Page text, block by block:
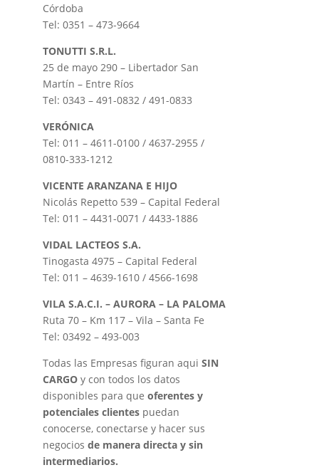
Córdoba
Tel: 0351 – 473-9664
TONUTTI S.R.L.
25 de mayo 290 – Libertador San
Martín – Entre Ríos
Tel: 0343 – 491-0832 / 491-0833
VERÓNICA
Tel: 011 – 4611-0100 / 4637-2955 /
0810-333-1212
VICENTE ARANZANA E HIJO
Nicolás Repetto 539 – Capital Federal
Tel: 011 – 4431-0071 / 4433-1886
VIDAL LACTEOS S.A.
Tinogasta 4975 – Capital Federal
Tel: 011 – 4639-1610 / 4566-1698
VILA S.A.C.I. – AURORA – LA PALOMA
Ruta 70 – Km 117 – Vila – Santa Fe
Tel: 03492 – 493-003
Todas las Empresas figuran aqui SIN
CARGO y con todos los datos
disponibles para que oferentes y
potenciales clientes puedan
conocerse, conectarse y hacer sus
negocios de manera directa y sin
intermediarios.